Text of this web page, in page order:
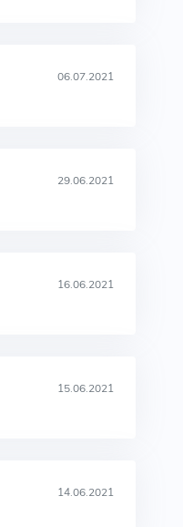
06.07.2021
29.06.2021
16.06.2021
15.06.2021
14.06.2021